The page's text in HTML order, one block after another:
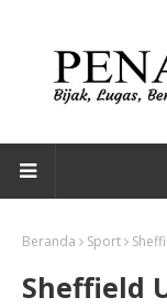
Beranda Sport
Sheffield